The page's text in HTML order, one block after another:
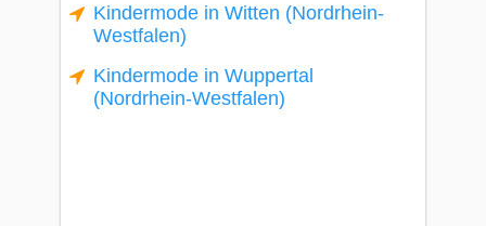
Kindermode in Witten (Nordrhein-
Westfalen)
Kindermode in Wuppertal
(Nordrhein-Westfalen)